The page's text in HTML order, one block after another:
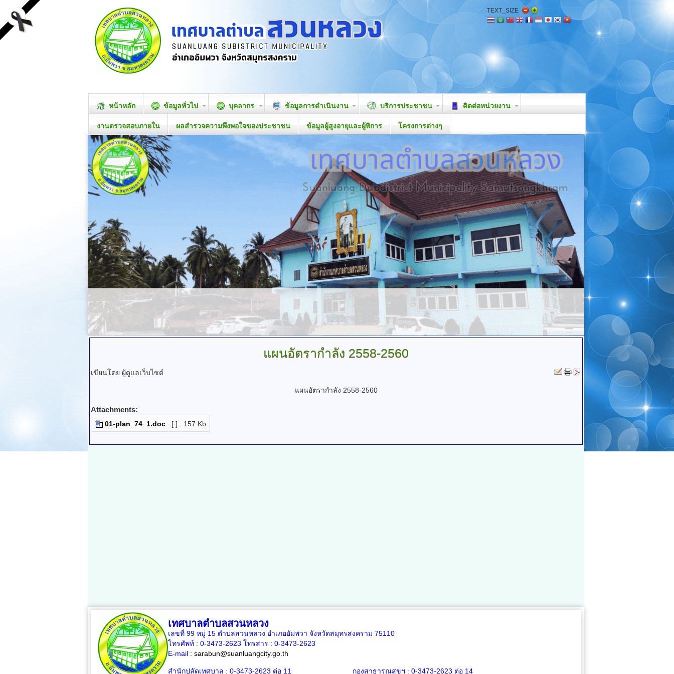
TEXT_SIZE
หน้าหลัก ข้อมูลทั่วไป บุคลากร ข้อมูลการดำเนินงาน บริการประชาชน ติดต่อหน่วยงาน
งานตรวจสอบภายใน ผลสำรวจความพึงพอใจของประชาชน ข้อมูลผู้สูงอายุและผู้พิการ โครงการต่างๆ
แผนอัตรากำลัง 2558-2560
เขียนโดย ผู้ดูแลเว็บไซต์
แผนอัตรากำลัง 2558-2560
Attachments:
01-plan_74_1.doc [ ] 157 Kb
เทศบาลตำบลสวนหลวง
เลขที่ 99 หมู่ 15 ตำบลสวนหลวง อำเภออัมพวา จังหวัดสมุทรสงคราม 75110
โทรศัพท์ : 0-3473-2623 โทรสาร : 0-3473-2623
E-mail : sarabun@suanluangcity.go.th
สำนักปลัดเทศบาล : 0-3473-2623 ต่อ 11 กองสาธารณสุขฯ : 0-3473-2623 ต่อ 14